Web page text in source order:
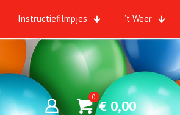
Instructiefilmpjes ’t Weer
0
€ 0,00